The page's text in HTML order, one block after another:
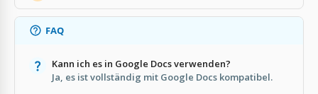
FAQ
Kann ich es in Google Docs verwenden?
Ja, es ist vollständig mit Google Docs kompatibel.